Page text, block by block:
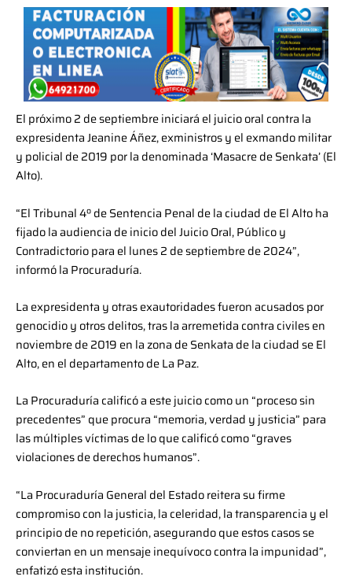
El próximo 2 de septiembre iniciará el juicio oral contra la
expresidenta Jeanine Áñez, exministros y el exmando militar
y policial de 2019 por la denominada ‘Masacre de Senkata’ (El
Alto).
“El Tribunal 4º de Sentencia Penal de la ciudad de El Alto ha
fijado la audiencia de inicio del Juicio Oral, Público y
Contradictorio para el lunes 2 de septiembre de 2024”,
informó la Procuraduría.
La expresidenta y otras exautoridades fueron acusados por
genocidio y otros delitos, tras la arremetida contra civiles en
noviembre de 2019 en la zona de Senkata de la ciudad se El
Alto, en el departamento de La Paz.
La Procuraduría calificó a este juicio como un “proceso sin
precedentes” que procura “memoria, verdad y justicia” para
las múltiples víctimas de lo que calificó como “graves
violaciones de derechos humanos”.
“La Procuraduría General del Estado reitera su firme
compromiso con la justicia, la celeridad, la transparencia y el
principio de no repetición, asegurando que estos casos se
conviertan en un mensaje inequívoco contra la impunidad”,
enfatizó esta institución.